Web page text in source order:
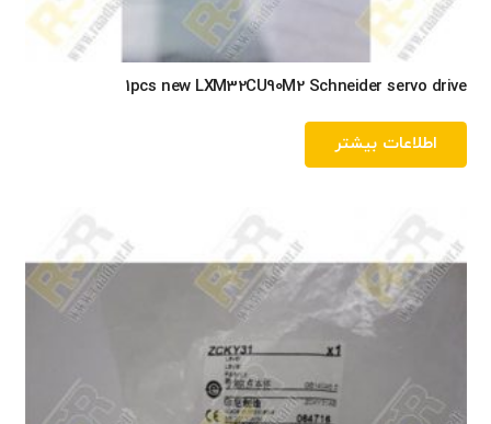
1pcs new LXM32CU90M2 Schneider servo drive
اطلاعات بیشتر